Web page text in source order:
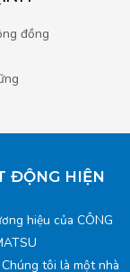
đồng
ĐỘNG HIỆN
hiệu của CÔNG
tôi là một nhà